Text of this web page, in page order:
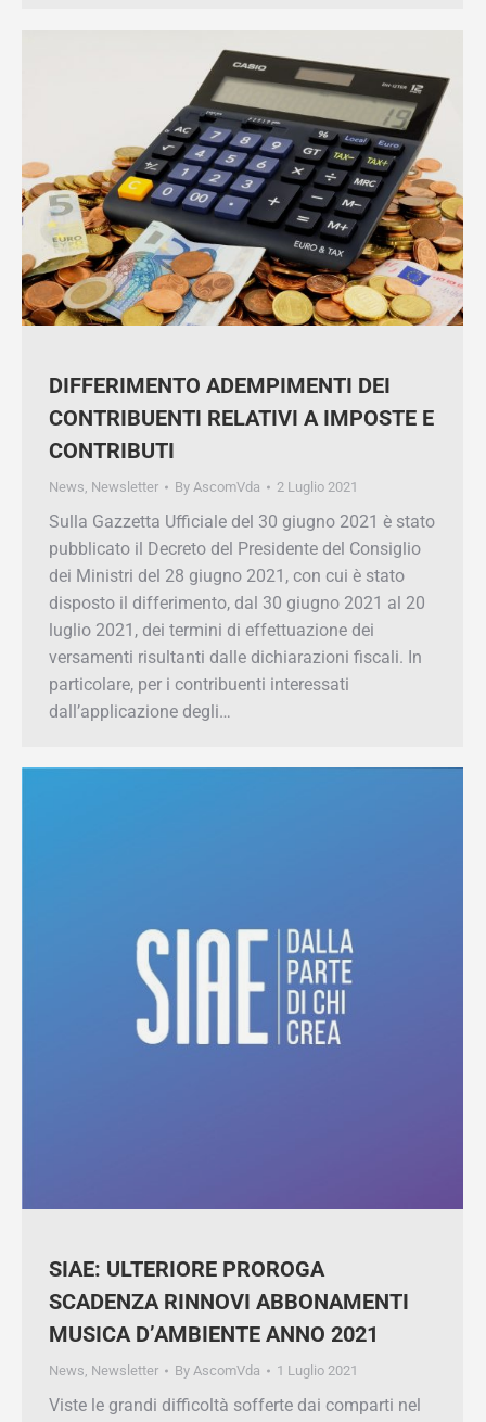
CONTRIBUENTI RELATIVI A IMPOSTE
E CONTRIBUTI
News,Newsletter
Sulla Gazzetta Ufficiale del 30 giugno 2021 è
stato pubblicato il Decreto del Presidente del
Consiglio dei Ministri del 28 giugno 2021, con
cui è stato disposto il differimento, dal 30
giugno 2021 al 20 luglio 2021, dei termini di
effettuazione dei versamenti risultanti dalle
dichiarazioni fiscali. In particolare, per i
contribuenti interessati dall’applicazione degli…
SIAE: ULTERIORE PROROGA
MUSICA D’AMBIENTE ANNO 2021
nel corso di questi mesi, Siae ha accolto le
richieste di ulteriore proroga del pagamento
Iscriviti alla Newsletter!
Mantieniti sempre aggiornato su tutte le
convenzioni e le agevolazioni che Confcommercio
prepara per te.
Inserisci il tuo indirizzo e-mail
Iscriviti